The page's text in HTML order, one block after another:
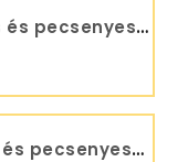
3 égős FG Lángos és pecsenyesütő - BGT-3.1 L
1 égős FG Lángos és pecsenyesütő - BGT-1.1 L